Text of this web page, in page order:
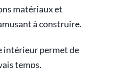
matériaux et
à construire.
intérieur permet de
temps.